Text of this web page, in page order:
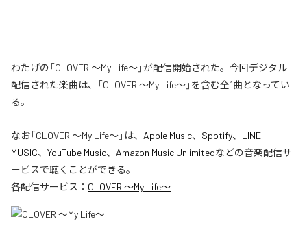
わたげの「CLOVER ～My Life～」が配信開始された。今回デジタル
配信された楽曲は、「CLOVER ～My Life～」を含む全1曲となってい
る。
なお「CLOVER ～My Life～」は、 Apple Music、 Spotify、 LINE
MUSIC、 YouTube Music、 Amazon Music Unlimitedなどの音楽配信サ
ービスで聴くことができる。
各配信サービス： CLOVER ～My Life～